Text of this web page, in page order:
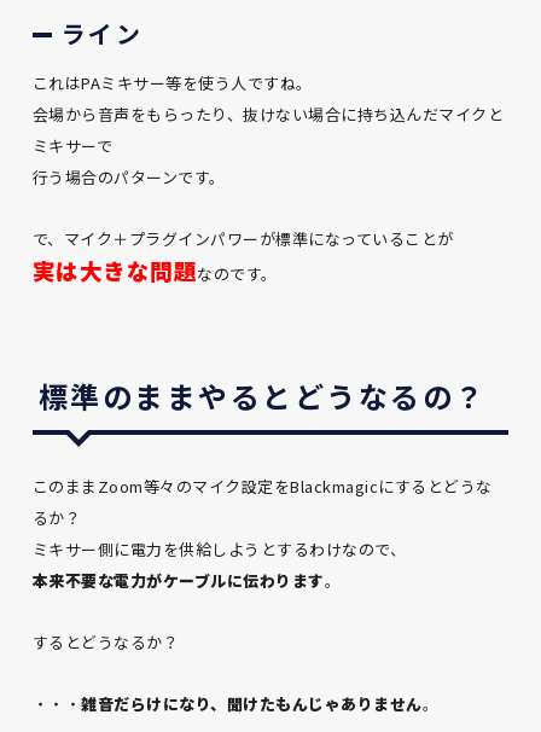
ライン
これはPAミキサー等を使う人ですね。
会場から音声をもらったり、抜けない場合に持ち込んだマイクと
ミキサーで
行う場合のパターンです。
で、マイク＋プラグインパワーが標準になっていることが
実は大きな問題なのです。
標準のままやるとどうなるの？
このままZoom等々のマイク設定をBlackmagicにするとどうな
るか？
ミキサー側に電力を供給しようとするわけなので、
本来不要な電力がケーブルに伝わります。
するとどうなるか？
・・・雑音だらけになり、聞けたもんじゃありません。